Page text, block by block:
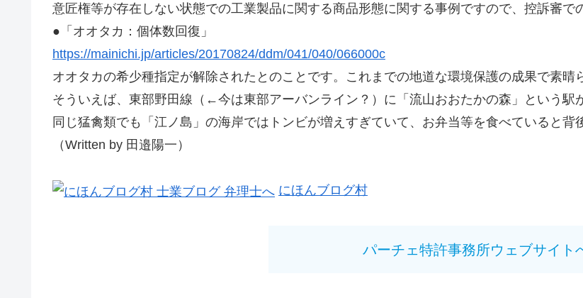
意匠権等が存在しない状態での工業製品に関する商品形態に関する事例ですので、控訴審で
●「オオタカ：個体数回復」
https://mainichi.jp/articles/20170824/ddm/041/040/066000c
オオタカの希少種指定が解除されたとのことです。これまでの地道な環境保護の成果で素晴
そういえば、東部野田線（←今は東部アーバンライン？）に「流山おおたかの森」という駅
同じ猛禽類でも「江ノ島」の海岸ではトンビが増えすぎていて、お弁当等を食べていると背
（Written by 田邉陽一）
にほんブログ村
パーチェ特許事務所ウェブサイト